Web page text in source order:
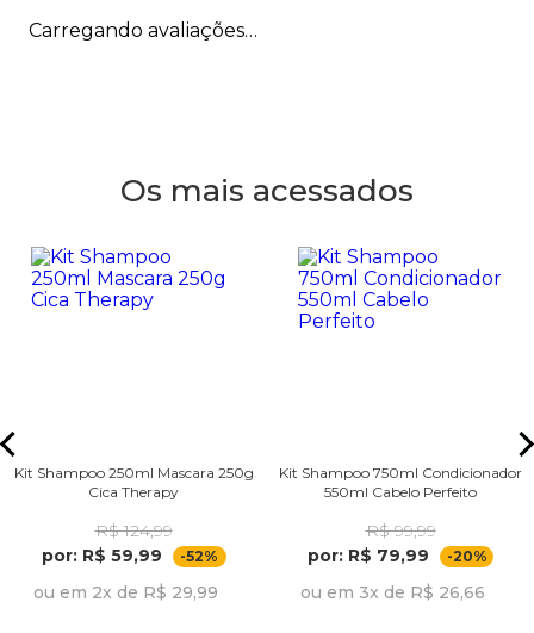
Carregando avaliações…
Os mais acessados
Kit Shampoo 250ml Mascara 250g
Cica Therapy
R$ 124,99
por: R$ 59,99
-52%
ou em 2x de R$ 29,99
Kit Shampoo 750ml Condicionador
550ml Cabelo Perfeito
R$ 99,99
por: R$ 79,99
-20%
ou em 3x de R$ 26,66